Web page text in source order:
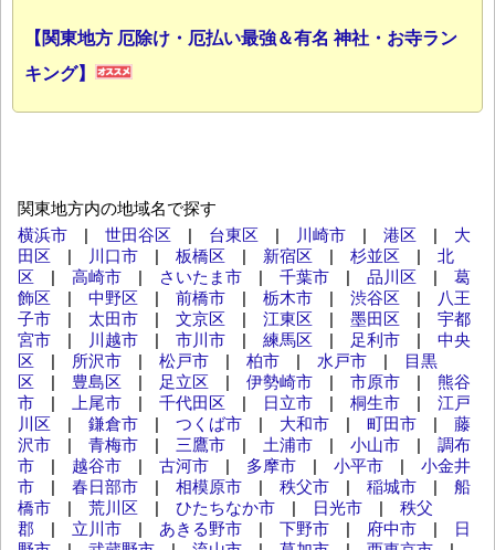
【関東地方 厄除け・厄払い最強＆有名 神社・お寺ラン
キング】
関東地方内の地域名で探す
横浜市 | 世田谷区 | 台東区 | 川崎市 | 港区 | 大
田区 | 川口市 | 板橋区 | 新宿区 | 杉並区 | 北
区 | 高崎市 | さいたま市 | 千葉市 | 品川区 | 葛
飾区 | 中野区 | 前橋市 | 栃木市 | 渋谷区 |
八王
子市 | 太田市 | 文京区 | 江東区 | 墨田区 | 宇都
宮市 | 川越市 | 市川市 | 練馬区 | 足利市 | 中央
区 | 所沢市 | 松戸市 | 柏市 | 水戸市 |
目黒
区 | 豊島区 | 足立区 | 伊勢崎市 | 市原市 | 熊谷
市 | 上尾市 | 千代田区 | 日立市 | 桐生市 | 江戸
川区 | 鎌倉市 | つくば市 | 大和市 | 町田市 | 藤
沢市 | 青梅市 | 三鷹市 | 土浦市 | 小山市 | 調布
市 | 越谷市 | 古河市 | 多摩市 | 小平市 | 小金井
市 | 春日部市 | 相模原市 | 秩父市 | 稲城市 | 船
橋市 | 荒川区 | ひたちなか市 | 日光市 | 秩父
郡 | 立川市 | あきる野市 | 下野市 | 府中市 |
日